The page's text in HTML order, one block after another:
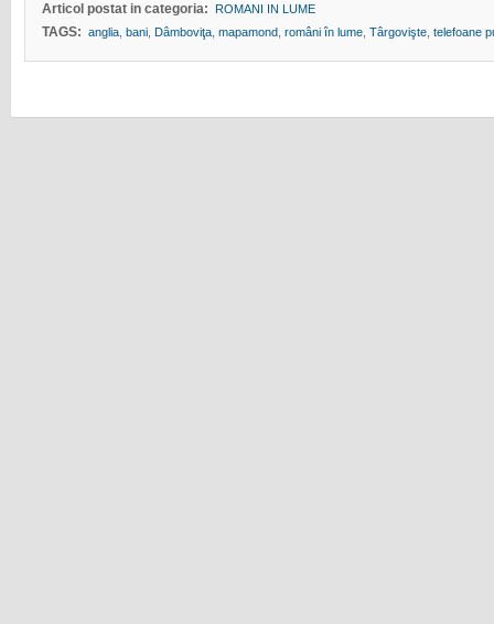
Articol postat in categoria: ROMANI IN LUME
TAGS: anglia, bani, Dâmboviţa, mapamond, români în lume, Târgovişte, telefoane